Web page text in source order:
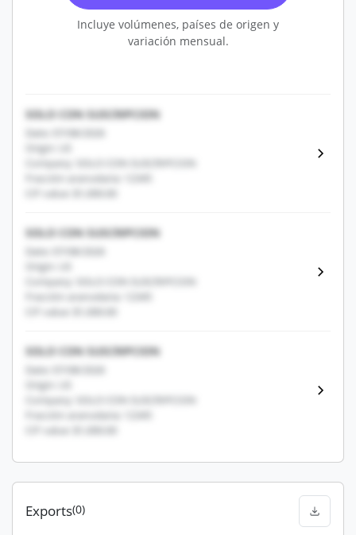
Incluye volúmenes, países de origen y
variación mensual.
SOLO CON SUSCRIPCION
Date: 07/08/2026
Origin: US
Company: SOLO CON SUSCRIPCION
Fracción arancelaria: 12345
CIF value: $1,000.00
SOLO CON SUSCRIPCION
Date: 07/08/2026
Origin: US
Company: SOLO CON SUSCRIPCION
Fracción arancelaria: 12345
CIF value: $1,000.00
SOLO CON SUSCRIPCION
Date: 07/08/2026
Origin: US
Company: SOLO CON SUSCRIPCION
Fracción arancelaria: 12345
CIF value: $1,000.00
Exports(0)